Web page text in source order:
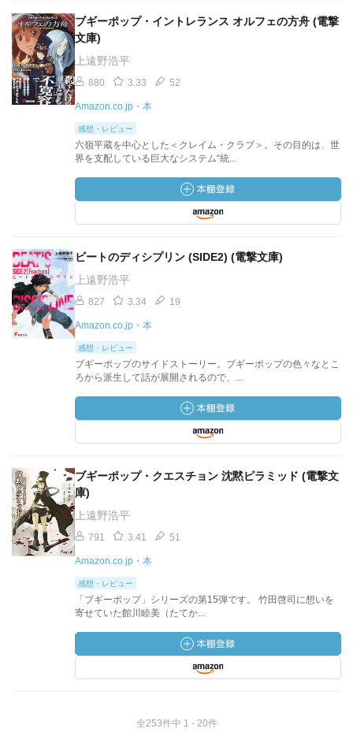
ブギーポップ・イントレランス オルフェの方舟 (電撃
文庫)
上遠野浩平
880 3.33 52
Amazon.co.jp・本
感想・レビュー
六嶺平蔵を中心とした＜クレイム・クラブ＞。その目的は、世
界を支配している巨大なシステム“統...
ビートのディシプリン (SIDE2) (電撃文庫)
上遠野浩平
827 3.34 19
Amazon.co.jp・本
感想・レビュー
ブギーポップのサイドストーリー。ブギーポップの色々なとこ
ろから派生して話が展開されるので、...
ブギーポップ・クエスチョン 沈黙ピラミッド (電撃文
庫)
上遠野浩平
791 3.41 51
Amazon.co.jp・本
感想・レビュー
「ブギーポップ」シリーズの第15弾です。 竹田啓司に想いを
寄せていた館川睦美（たてか...
全253件中 1 - 20件